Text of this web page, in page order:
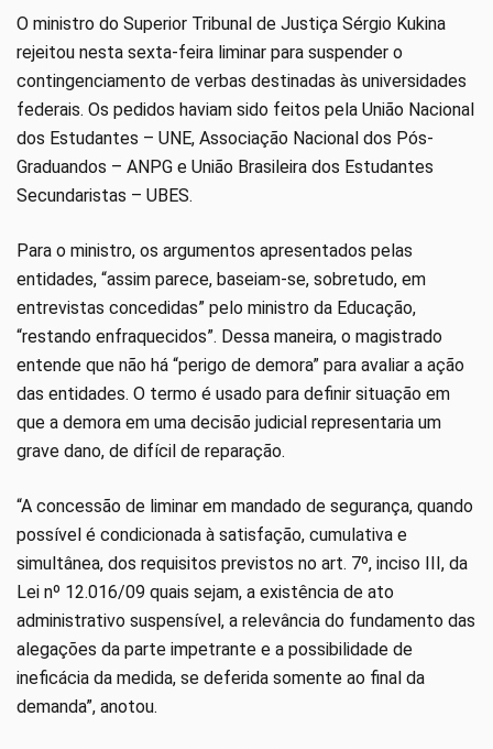
O ministro do Superior Tribunal de Justiça Sérgio Kukina
rejeitou nesta sexta-feira liminar para suspender o
contingenciamento de verbas destinadas às universidades
federais. Os pedidos haviam sido feitos pela União Nacional
dos Estudantes – UNE, Associação Nacional dos Pós-
Graduandos – ANPG e União Brasileira dos Estudantes
Secundaristas – UBES.
Para o ministro, os argumentos apresentados pelas
entidades, “assim parece, baseiam-se, sobretudo, em
entrevistas concedidas” pelo ministro da Educação,
“restando enfraquecidos”. Dessa maneira, o magistrado
entende que não há “perigo de demora” para avaliar a ação
das entidades. O termo é usado para definir situação em
que a demora em uma decisão judicial representaria um
grave dano, de difícil de reparação.
“A concessão de liminar em mandado de segurança, quando
possível é condicionada à satisfação, cumulativa e
simultânea, dos requisitos previstos no art. 7º, inciso III, da
Lei nº 12.016/09 quais sejam, a existência de ato
administrativo suspensível, a relevância do fundamento das
alegações da parte impetrante e a possibilidade de
ineficácia da medida, se deferida somente ao final da
demanda”, anotou.